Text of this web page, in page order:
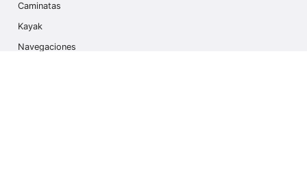
Caminatas
Kayak
Navegaciones